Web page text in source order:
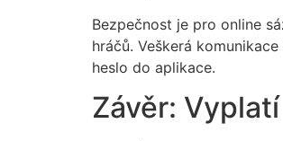
Bezpečnost je pro online
hráčů. Veškerá
heslo do aplikace.
Závěr: